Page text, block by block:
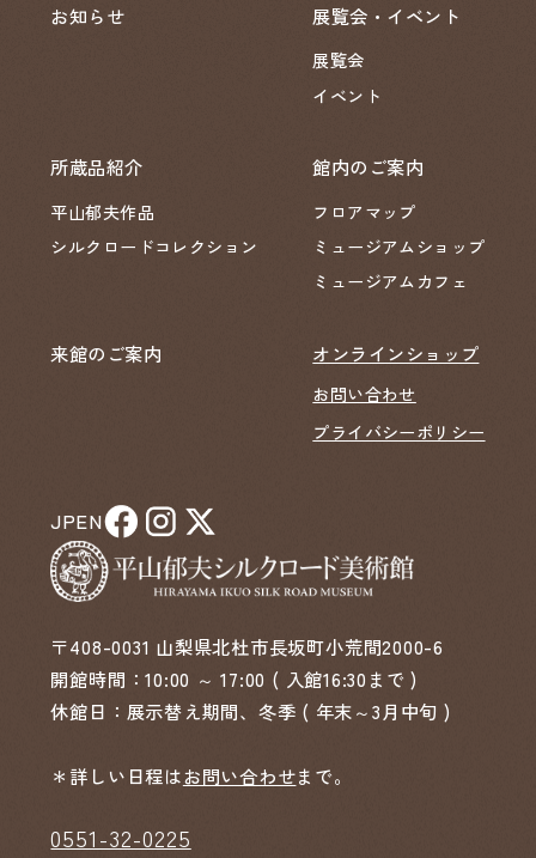
〒408-0031 山梨県北杜市長坂町小荒間2000-6
開館時間：10:00 ～ 17:00 ( 入館16:30まで )
休館日：展示替え期間、冬季 ( 年末～3月中旬 )
＊詳しい日程はお問い合わせまで。
0551-32-0225
お知らせ 展覧会・イベント
展覧会
イベント
所蔵品紹介
平山郁夫作品
シルクロードコレクション
館内のご案内
フロアマップ
ミュージアムショップ
ミュージアムカフェ
来館のご案内 オンラインショップ
お問い合わせ
プライバシーポリシー
JPEN